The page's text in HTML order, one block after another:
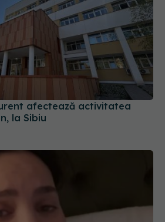
afectează activitatea
la Sibiu